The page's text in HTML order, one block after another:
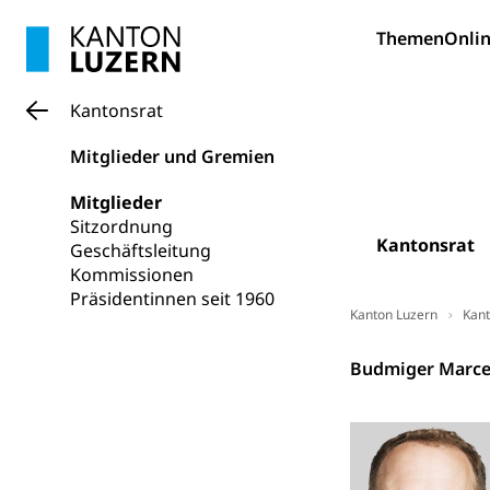
Themen
Kantonsrat
Kantonsrat
Mitglieder und Gremien
Mitglieder
Sitzordnung
Geschäftsleitung
Kommissionen
Präsidentinnen seit 1960
Kanton Luzern
Kantonsrat
Budmiger
Hunde
Bestattung,
Kantonaler
Polizei
Polizei
Versorgung